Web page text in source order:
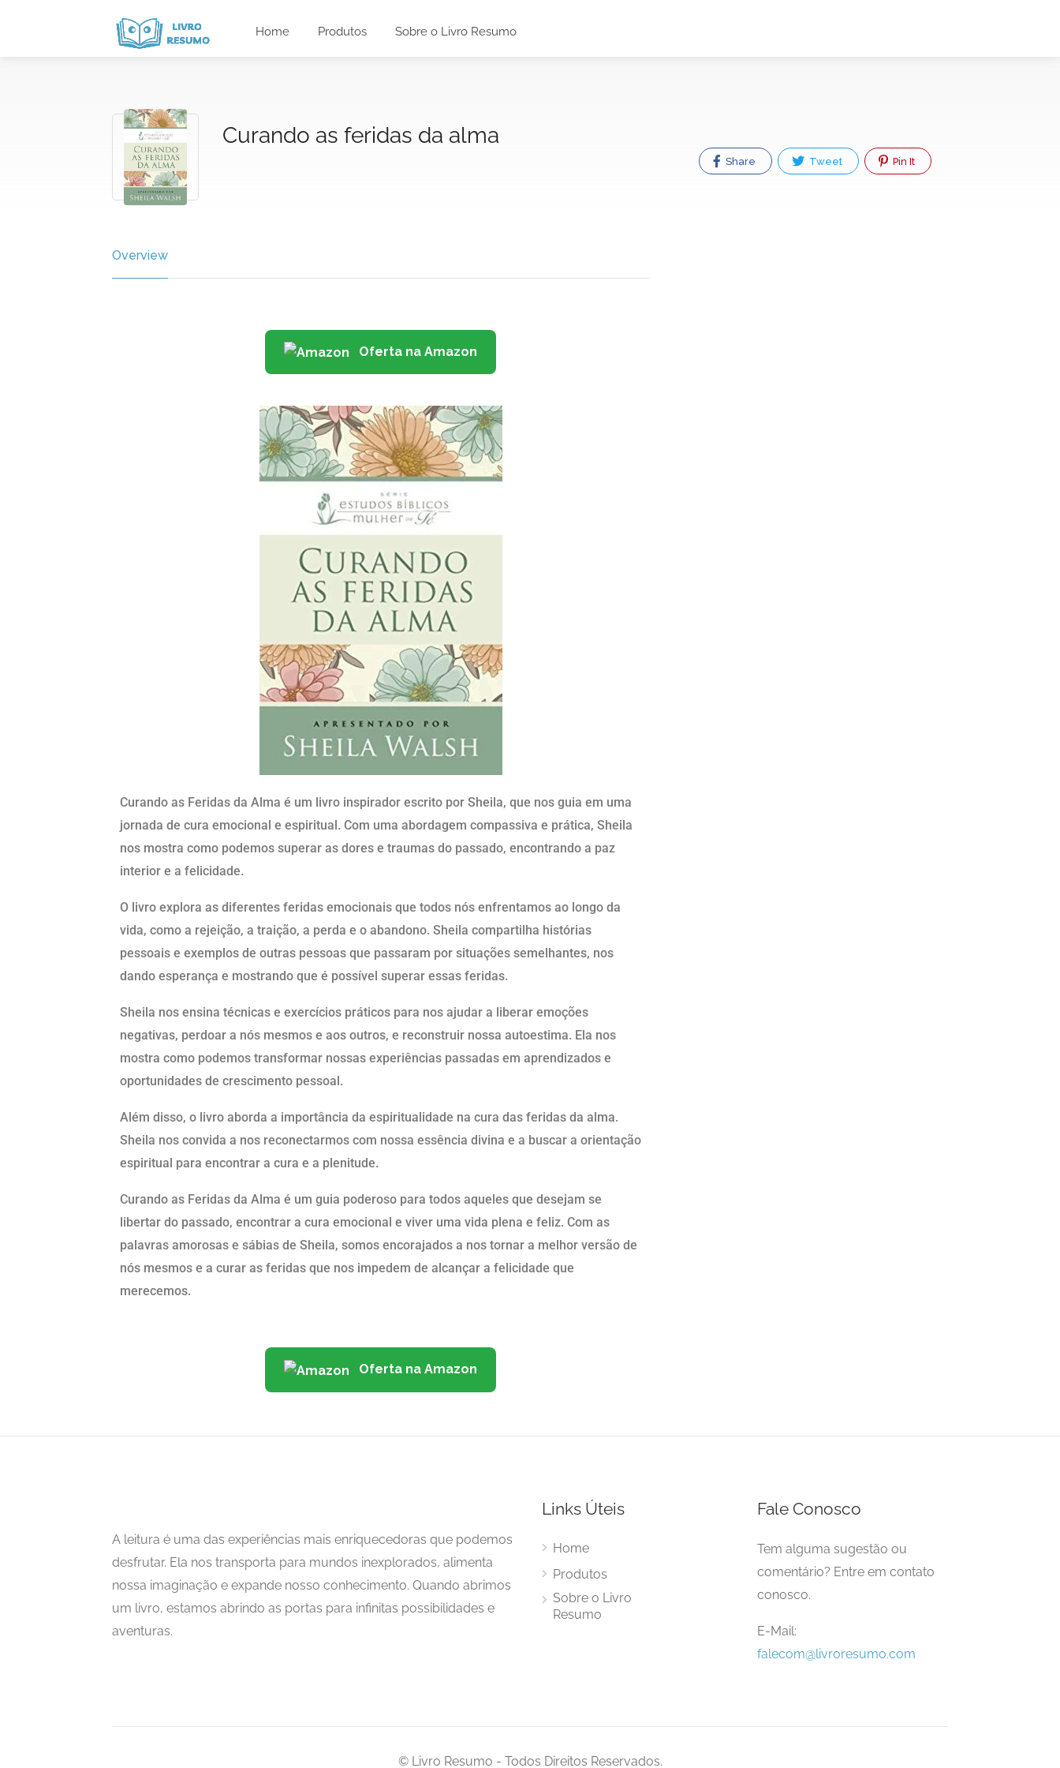
Home Produtos Sobre o Livro Resumo
Curando as feridas da alma
Overview
Oferta na Amazon
Curando as Feridas da Alma é um livro inspirador escrito por Sheila, que nos guia em uma
jornada de cura emocional e espiritual. Com uma abordagem compassiva e prática, Sheila
nos mostra como podemos superar as dores e traumas do passado, encontrando a paz
interior e a felicidade.
O livro explora as diferentes feridas emocionais que todos nós enfrentamos ao longo da
vida, como a rejeição, a traição, a perda e o abandono. Sheila compartilha histórias
pessoais e exemplos de outras pessoas que passaram por situações semelhantes, nos
dando esperança e mostrando que é possível superar essas feridas.
Sheila nos ensina técnicas e exercícios práticos para nos ajudar a liberar emoções
negativas, perdoar a nós mesmos e aos outros, e reconstruir nossa autoestima. Ela nos
mostra como podemos transformar nossas experiências passadas em aprendizados e
oportunidades de crescimento pessoal.
Além disso, o livro aborda a importância da espiritualidade na cura das feridas da alma.
Sheila nos convida a nos reconectarmos com nossa essência divina e a buscar a orientação
espiritual para encontrar a cura e a plenitude.
Curando as Feridas da Alma é um guia poderoso para todos aqueles que desejam se
libertar do passado, encontrar a cura emocional e viver uma vida plena e feliz. Com as
palavras amorosas e sábias de Sheila, somos encorajados a nos tornar a melhor versão de
nós mesmos e a curar as feridas que nos impedem de alcançar a felicidade que
merecemos.
Oferta na Amazon
Share Tweet Pin It
A leitura é uma das experiências mais enriquecedoras que podemos
desfrutar. Ela nos transporta para mundos inexplorados, alimenta
nossa imaginação e expande nosso conhecimento. Quando abrimos
um livro, estamos abrindo as portas para infinitas possibilidades e
aventuras.
Links Úteis
Home
Produtos
Sobre o Livro
Resumo
Fale Conosco
Tem alguma sugestão ou
comentário? Entre em contato
conosco.
E-Mail:
falecom@livroresumo.com
© Livro Resumo - Todos Direitos Reservados.